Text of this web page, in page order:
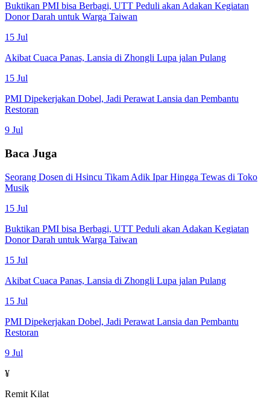
Buktikan PMI bisa Berbagi, UTT Peduli akan Adakan Kegiatan
Donor Darah untuk Warga Taiwan
15 Jul
Akibat Cuaca Panas, Lansia di Zhongli Lupa jalan Pulang
15 Jul
PMI Dipekerjakan Dobel, Jadi Perawat Lansia dan Pembantu
Restoran
9 Jul
Baca Juga
Seorang Dosen di Hsincu Tikam Adik Ipar Hingga Tewas di Toko
Musik
15 Jul
Buktikan PMI bisa Berbagi, UTT Peduli akan Adakan Kegiatan
Donor Darah untuk Warga Taiwan
15 Jul
Akibat Cuaca Panas, Lansia di Zhongli Lupa jalan Pulang
15 Jul
PMI Dipekerjakan Dobel, Jadi Perawat Lansia dan Pembantu
Restoran
9 Jul
¥
Remit Kilat